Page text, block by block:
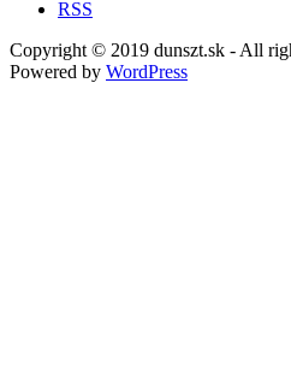
RSS
Copyright © 2019 dunszt.sk - All
Powered by WordPress